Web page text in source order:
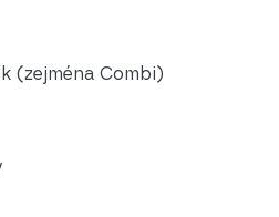
(zejména Combi)